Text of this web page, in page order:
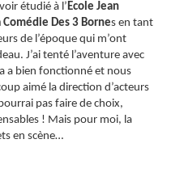
étudié à l’Ecole Jean
Comédie Des 3 Bornes en tant
de l’époque qui m’ont
J’ai tenté l’aventure avec
a bien fonctionné et nous
aimé la direction d’acteurs
pas faire de choix,
! Mais pour moi, la
en scène…